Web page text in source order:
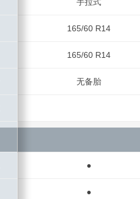
165/60 R14
165/60 R14
无备胎
●
●